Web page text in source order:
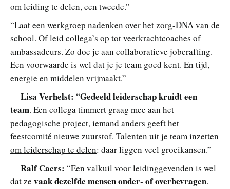
om leiding te delen, een tweede.”
“Laat een werkgroep nadenken over het zorg-DNA van de
school. Of leid collega’s op tot veerkrachtcoaches of
ambassadeurs. Zo doe je aan collaboratieve jobcrafting.
Een voorwaarde is wel dat je je team goed kent. En tijd,
energie en middelen vrijmaakt.”
Lisa Verhelst: “Gedeeld leiderschap kruidt een
team. Een collega timmert graag mee aan het
pedagogische project, iemand anders geeft het
feestcomité nieuwe zuurstof. Talenten uit je team inzetten
om leiderschap te delen: daar liggen veel groeikansen.”
Ralf Caers: “Een valkuil voor leidinggevenden is wel
dat ze vaak dezelfde mensen onder- of overbevragen.